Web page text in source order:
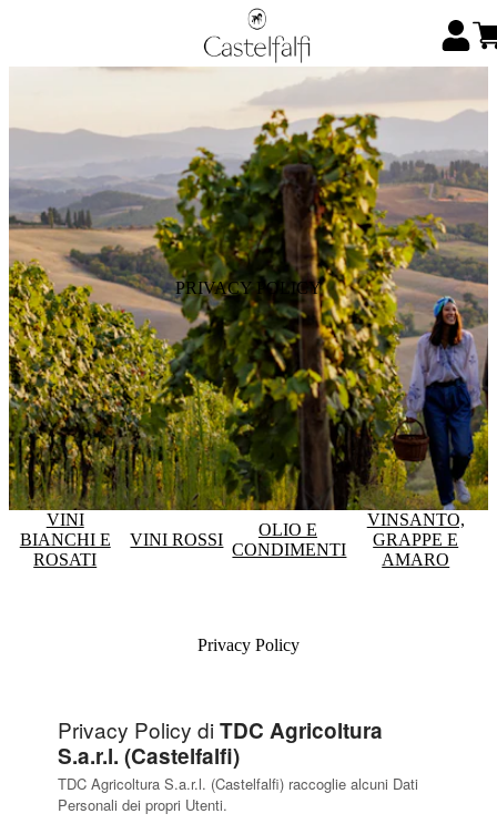
PRIVACY POLICY
VINI
BIANCHI E
ROSATI
VINI ROSSI
OLIO E
CONDIMENTI
VINSANTO,
GRAPPE E
AMARO
Privacy Policy
Privacy Policy di TDC Agricoltura
S.a.r.l. (Castelfalfi)
TDC Agricoltura S.a.r.l. (Castelfalfi) raccoglie alcuni Dati
Personali dei propri Utenti.